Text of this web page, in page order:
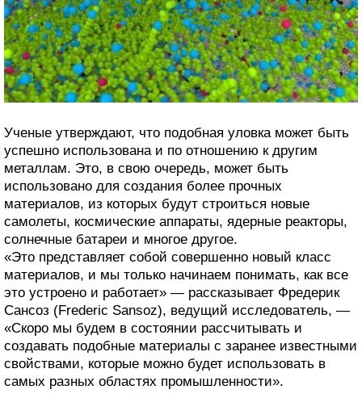
Ученые утверждают, что подобная уловка может быть
успешно использована и по отношению к другим
металлам. Это, в свою очередь, может быть
использовано для создания более прочных
материалов, из которых будут строиться новые
самолеты, космические аппараты, ядерные реакторы,
солнечные батареи и многое другое.
«Это представляет собой совершенно новый класс
материалов, и мы только начинаем понимать, как все
это устроено и работает» — рассказывает Фредерик
Сансоз (Frederic Sansoz), ведущий исследователь, —
«Скоро мы будем в состоянии рассчитывать и
создавать подобные материалы с заранее известными
свойствами, которые можно будет использовать в
самых разных областях промышленности».